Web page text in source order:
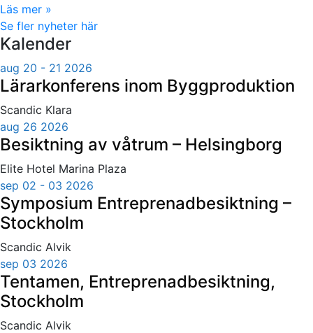
Läs mer »
Se fler nyheter här
Kalender
aug 20 - 21 2026
Lärarkonferens inom Byggproduktion
Scandic Klara
aug 26 2026
Besiktning av våtrum – Helsingborg
Elite Hotel Marina Plaza
sep 02 - 03 2026
Symposium Entreprenadbesiktning –
Stockholm
Scandic Alvik
sep 03 2026
Tentamen, Entreprenadbesiktning,
Stockholm
Scandic Alvik